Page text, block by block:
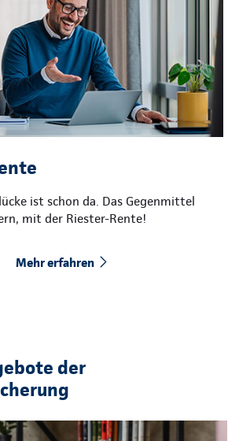
ist schon da. Das Gegenmittel
mit der Riester-Rente!
Mehr erfahren
der